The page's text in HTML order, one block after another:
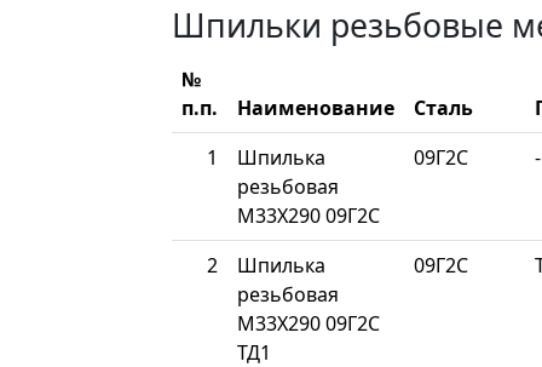
Шпильки резьбовые
№
п.п.
Наименование Сталь
1
Шпилька
резьбовая
М33Х290 09Г2С
09Г2С -
2
Шпилька
резьбовая
М33Х290 09Г2С
ТД1
09Г2С